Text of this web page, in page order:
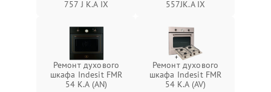
757 J K.A IX
557JK.A IX
Ремонт духового
шкафа Indesit FMR
54 K.A (AN)
Ремонт духового
шкафа Indesit FMR
54 K.A (AV)